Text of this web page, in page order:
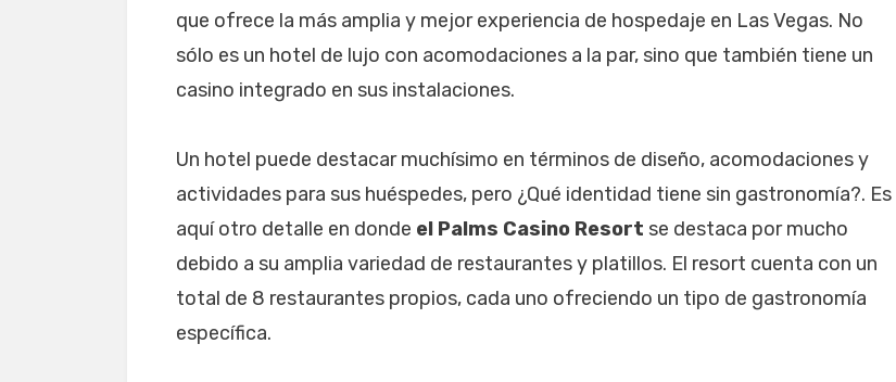
que ofrece la más amplia y mejor experiencia de hospedaje en Las Vegas. No
sólo es un hotel de lujo con acomodaciones a la par, sino que también tiene un
casino integrado en sus instalaciones.
Un hotel puede destacar muchísimo en términos de diseño, acomodaciones y
actividades para sus huéspedes, pero ¿Qué identidad tiene sin gastronomía?. Es
aquí otro detalle en donde el Palms Casino Resort se destaca por mucho
debido a su amplia variedad de restaurantes y platillos. El resort cuenta con un
total de 8 restaurantes propios, cada uno ofreciendo un tipo de gastronomía
específica.